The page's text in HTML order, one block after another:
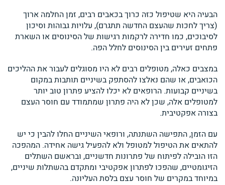
הבעיה היא שטיפול כזה כרוך בכאבים רבים, זמן החלמה ארוך
(צריך לחכות שהעצם החדשה תתגרם), עלויות גבוהות וסיכון
לסיבוכים, כמו חדירה לרקמות רגישות של הסינוסים או השארת
פתחים זעירים בין הסינוסים לחלל הפה.
במצבים כאלה, מטופלים רבים לא היו מסוגלים לעבור את ההליכים
הכואבים, או שהם נאלצו להסתפק בשיניים תותבות במקום
בשיניים קבועות. הרופאים לא יכלו להציע פתרון טוב יותר
למטופלים אלה, שכן לא היה פתרון שמתמודד עם חוסר העצם
בצורה אפקטיבית.
עם הזמן, התפישה השתנתה, ורופאי השיניים החלו להבין כי יש
להתאים את הטיפול למטופל ולא להפעיל גישה אחידה. המהפכה
הזו הובילה לפיתוח של פתרונות חדשניים, ובראשם השתלים
הזיגומטיים, שהפכו לפתרון אפקטיבי ומתקדם בהשתלות שיניים,
במיוחד במקרים של חוסר עצם בלסת העליונה.